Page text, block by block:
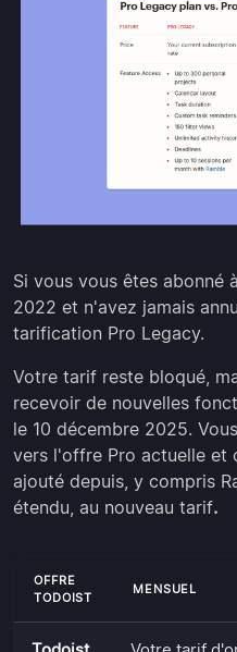
Si vous vous êtes abonné
2022 et n'avez jamais
tarification Pro Legacy.
Votre tarif reste bloqué,
recevoir de nouvelles
le 10 décembre 2025.
vers l'offre Pro actuelle et
ajouté depuis, y compris
étendu, au nouveau tarif.
OFFRE
TODOIST
MENSUEL